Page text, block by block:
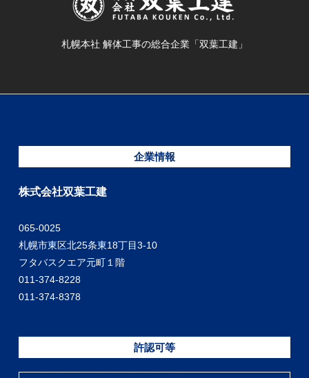
札幌本社 解体工事の総合企業「双葉工建」
企業情報
株式会社双葉工建
065-0025
札幌市東区北25条東18丁目3-10
フタバスクエア元町１階
011-374-8228
011-374-8378
許認可等